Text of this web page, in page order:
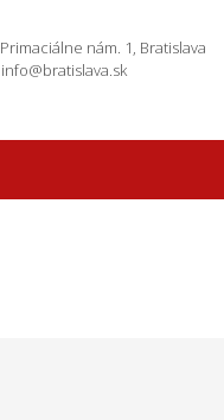
Primaciálne nám. 1, Bratislava
info@bratislava.sk